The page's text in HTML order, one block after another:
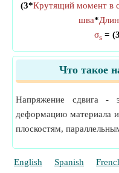
(3*Крутящий момент в
шва*
σs=
Что такое
Напряжение сдвига -
деформацию материала
плоскостям,
English Spanish